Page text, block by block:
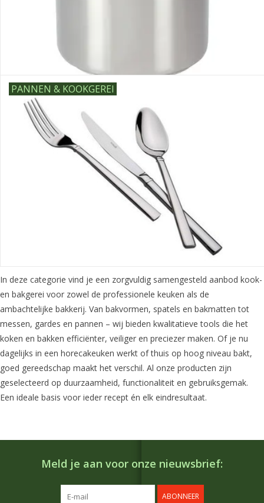
PANNEN & KOOKGEREI
In deze categorie vind je een zorgvuldig samengesteld aanbod kook-
en bakgerei voor zowel de professionele keuken als de
ambachtelijke bakkerij. Van bakvormen, spatels en bakmatten tot
messen, gardes en pannen – wij bieden kwalitatieve tools die het
koken en bakken efficiënter, veiliger en preciezer maken. Of je nu
dagelijks in een horecakeuken werkt of thuis op hoog niveau bakt,
goed gereedschap maakt het verschil. Al onze producten zijn
geselecteerd op duurzaamheid, functionaliteit en gebruiksgemak.
Een ideale basis voor ieder recept én elk eindresultaat.
Meld je aan voor onze nieuwsbrief:
ABONNEER